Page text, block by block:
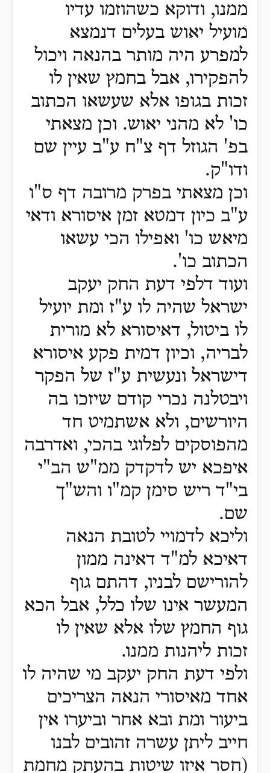
ממנו, ודוקא כשהוזמו עדיו
מועיל יאוש בעלים דנמצא
למפרע היה מותר בהנאה ויכול
להפקירו, אבל בחמץ שאין לו
זכות בגופו אלא שעשאו הכתוב
כו' לא מהני יאוש. וכן מצאתי
בפ' הגוזל דף צ"ח ע"ב עיין שם
ודו"ק.
וכן מצאתי בפרק מרובה דף ס"ו
ע"ב כיון דמטא זמן איסורא ודאי
מיאש כו' ואפילו הכי עשאו
הכתוב כו'.
ועוד דלפי דעת החק יעקב
ישראל שהיה לו ע"ז ומת יועיל
לו ביטול, דאיסורא לא מורית
לבריה, וכיון דמית פקע איסורא
דישראל ונעשית ע"ז של הפקר
ויבטלנה נכרי קודם שיזכו בה
היורשים, ולא אשתמיט חד
מהפוסקים לפלוגי בהכי, ואדרבה
איפכא יש לדקדק ממ"ש הב"י
בי"ד ריש סימן קמ"ו והש"ך
שם.
וליכא לדמויי לטובת הנאה
דאיכא למ"ד דאינה ממון
להורישם לבניו, דהתם גוף
המעשר אינו שלו כלל, אבל הכא
גוף החמץ שלו אלא שאין לו
זכות ליהנות ממנו.
ולפי דעת החק יעקב מי שהיה לו
אחד מאיסורי הנאה הצריכים
ביעור ומת ובא אחר וביערו אין
חייב ליתן עשרה זהובים לבנו
(חסר איזו שיטות בהעתק מחמת